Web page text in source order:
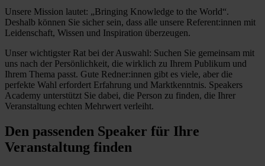
Unsere Mission lautet: „Bringing Knowledge to the World“.
Deshalb können Sie sicher sein, dass alle unsere Referent:innen mit
Leidenschaft, Wissen und Inspiration überzeugen.
Unser wichtigster Rat bei der Auswahl: Suchen Sie gemeinsam mit
uns nach der Persönlichkeit, die wirklich zu Ihrem Publikum und
Ihrem Thema passt. Gute Redner:innen gibt es viele, aber die
perfekte Wahl erfordert Erfahrung und Marktkenntnis. Speakers
Academy unterstützt Sie dabei, die Person zu finden, die Ihrer
Veranstaltung echten Mehrwert verleiht.
Den passenden Speaker für Ihre
Veranstaltung finden